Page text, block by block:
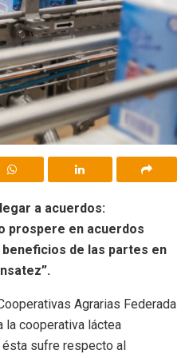
a acuerdos:
prospere en acuerdos
de las partes en
Agrarias Federada
la cooperativa láctea
sufre respecto al